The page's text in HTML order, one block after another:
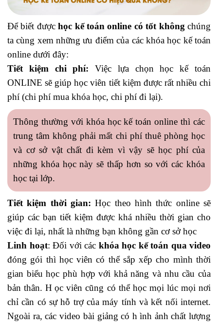
Để biết đượchọc kế toán online có tốt không chúng
ta cùng xem những ưu điểm của các khóa học kế toán
online dưới đây:
Tiết kiệm chi phí:Việc lựa chọn học kế toán
ONLINE sẽ giúp học viên tiết kiệm được rất nhiều chi
phí (chi phí mua khóa học, chi phí đi lại).
Thông thường với khóa học kế toán online thì các
trung tâm không phải mất chi phí thuê phòng học
và cơ sở vật chất đi kèm vì vậy sẽ học phí của
những khóa học này sẽ thấp hơn so với các khóa
học tại lớp.
Tiết kiệm thời gian:Học theo hình thức online sẽ
giúp các bạn tiết kiệm được khá nhiều thời gian cho
việc đi lại, nhất là những bạn không gần cơ sở học
Linh hoạt: Đối với các khóa học kế toán qua video
đóng gói thì học viên có thể sắp xếp cho mình thời
gian biểu học phù hợp với khả năng và nhu cầu của
bản thân. H ọc viên cũng có thể học mọi lúc mọi nơi
chỉ cần có sự hỗ trợ của máy tính và kết nối internet.
Ngoài ra, các video bài giảng có h ình ảnh chất lượng